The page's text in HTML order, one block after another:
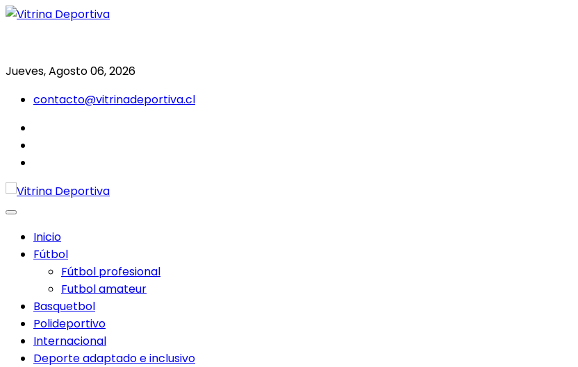
Saltar
Jueves, Agosto 06, 2026
contacto@vitrinadeportiva.cl
Inicio
Fútbol
Fútbol profesional
Futbol amateur
Basquetbol
Polideportivo
Internacional
Deporte adaptado e inclusivo